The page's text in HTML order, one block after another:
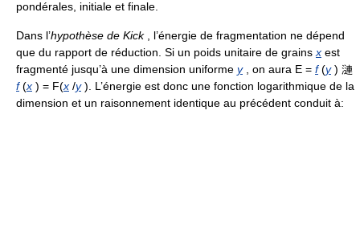
pondérales, initiale et finale.
Dans l’hypothèse de Kick, l’énergie de fragmentation ne dépend
que du rapport de réduction. Si un poids unitaire de grains x est
fragmenté jusqu’à une dimension uniforme y, on aura E = f(y) 漣
f(x ) = F(x /y). L’énergie est donc une fonction logarithmique de la
dimension et un raisonnement identique au précédent conduit à: